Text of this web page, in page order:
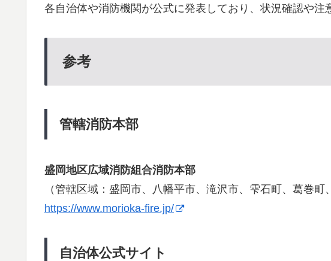
各自治体や消防機関が公式に発表しており、状況確認や注
参考
管轄消防本部
盛岡地区広域消防組合消防本部
（管轄区域：盛岡市、八幡平市、滝沢市、雫石町、葛巻町
https://www.morioka-fire.jp/
自治体公式サイト